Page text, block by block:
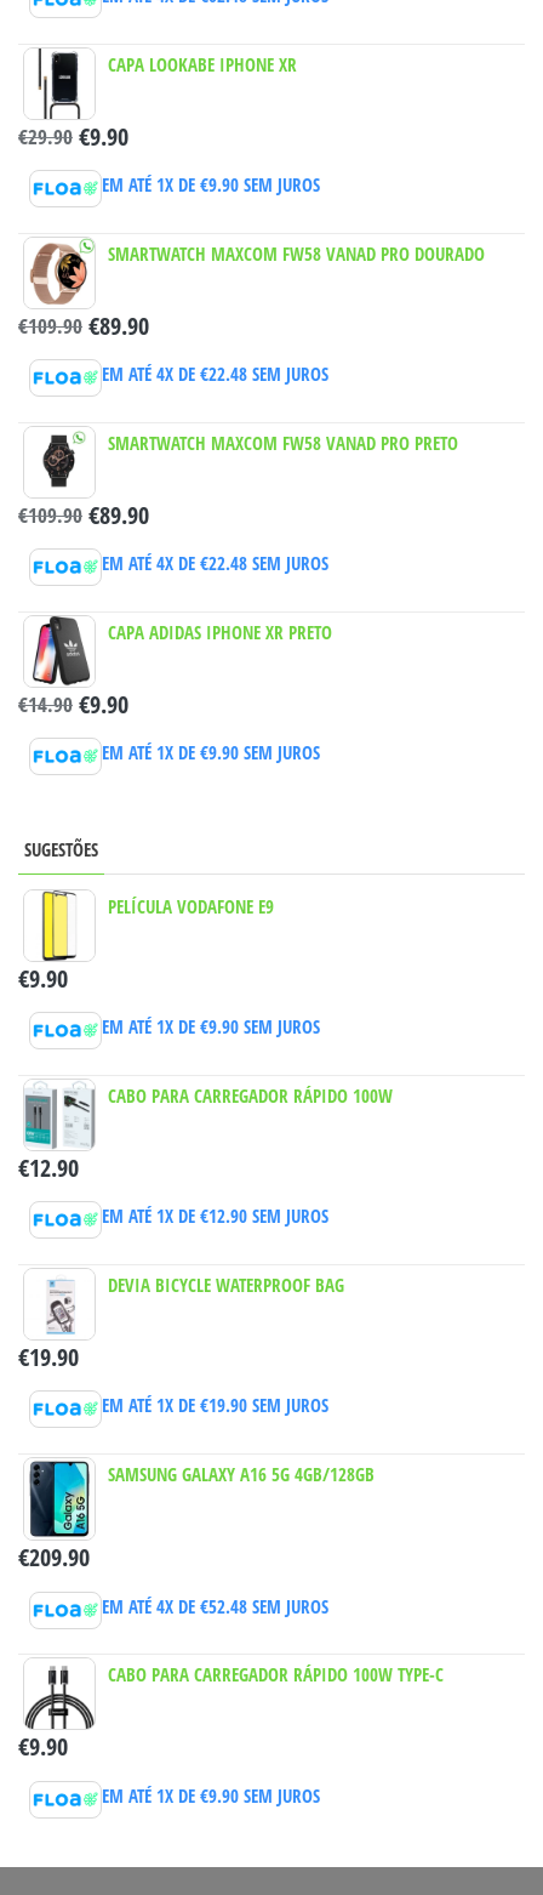
CAPA LOOKABE IPHONE XR
€29.90 €9.90
EM ATÉ 1X DE €9.90SEM JUROS
SMARTWATCH MAXCOM FW58 VANAD PRO DOURADO
€109.90 €89.90
EM ATÉ 4X DE €22.48SEM JUROS
SMARTWATCH MAXCOM FW58 VANAD PRO PRETO
€109.90 €89.90
EM ATÉ 4X DE €22.48SEM JUROS
CAPA ADIDAS IPHONE XR PRETO
€14.90 €9.90
EM ATÉ 1X DE €9.90SEM JUROS
SUGESTÕES
PELÍCULA VODAFONE E9
€9.90
EM ATÉ 1X DE €9.90SEM JUROS
CABO PARA CARREGADOR RÁPIDO 100W
€12.90
EM ATÉ 1X DE €12.90SEM JUROS
DEVIA BICYCLE WATERPROOF BAG
€19.90
EM ATÉ 1X DE €19.90SEM JUROS
SAMSUNG GALAXY A16 5G 4GB/128GB
€209.90
EM ATÉ 4X DE €52.48SEM JUROS
CABO PARA CARREGADOR RÁPIDO 100W TYPE-C
€9.90
EM ATÉ 1X DE €9.90SEM JUROS